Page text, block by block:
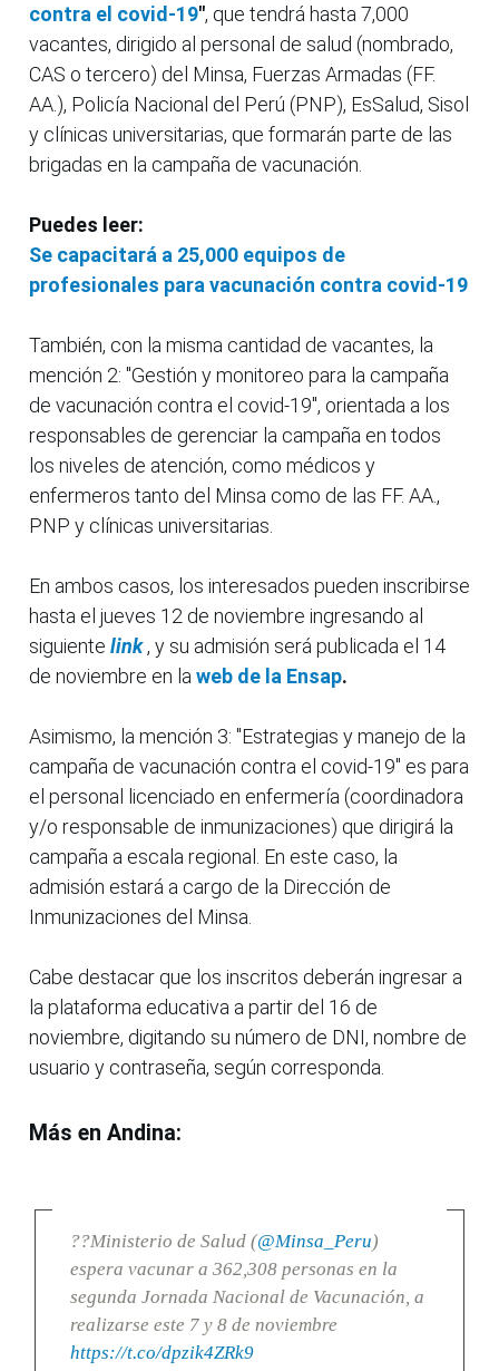
contra el covid-19", que tendrá hasta 7,000
vacantes, dirigido al personal de salud (nombrado,
CAS o tercero) del Minsa, Fuerzas Armadas (FF.
AA.), Policía Nacional del Perú (PNP), EsSalud, Sisol
y clínicas universitarias, que formarán parte de las
brigadas en la campaña de vacunación.
Puedes leer:
Se capacitará a 25,000 equipos de
profesionales para vacunación contra covid-19
También, con la misma cantidad de vacantes, la
mención 2: "Gestión y monitoreo para la campaña
de vacunación contra el covid-19", orientada a los
responsables de gerenciar la campaña en todos
los niveles de atención, como médicos y
enfermeros tanto del Minsa como de las FF. AA.,
PNP y clínicas universitarias.
En ambos casos, los interesados pueden inscribirse
hasta el jueves 12 de noviembre ingresando al
siguiente link, y su admisión será publicada el 14
de noviembre en la web de la Ensap.
Asimismo, la mención 3: "Estrategias y manejo de la
campaña de vacunación contra el covid-19" es para
el personal licenciado en enfermería (coordinadora
y/o responsable de inmunizaciones) que dirigirá la
campaña a escala regional. En este caso, la
admisión estará a cargo de la Dirección de
Inmunizaciones del Minsa.
Cabe destacar que los inscritos deberán ingresar a
la plataforma educativa a partir del 16 de
noviembre, digitando su número de DNI, nombre de
usuario y contraseña, según corresponda.
Más en Andina:
??Ministerio de Salud (@Minsa_Peru)
espera vacunar a 362,308 personas en la
segunda Jornada Nacional de Vacunación, a
realizarse este 7 y 8 de noviembre
https://t.co/dpzik4ZRk9